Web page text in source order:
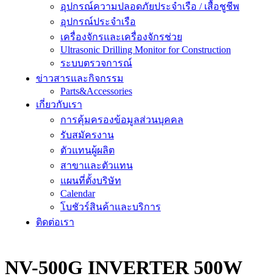
อุปกรณ์ความปลอดภัยประจำเรือ / เสื้อชูชีพ
อุปกรณ์ประจำเรือ
เครื่องจักรและเครื่องจักรช่วย
Ultrasonic Drilling Monitor for Construction
ระบบตรวจการณ์
ข่าวสารและกิจกรรม
Parts&Accessories
เกี่ยวกับเรา
การคุ้มครองข้อมูลส่วนบุคคล
รับสมัครงาน
ตัวแทนผู้ผลิต
สาขาและตัวแทน
แผนที่ตั้งบริษัท
Calendar
โบชัวร์สินค้าและบริการ
ติดต่อเรา
NV-500G INVERTER 500W